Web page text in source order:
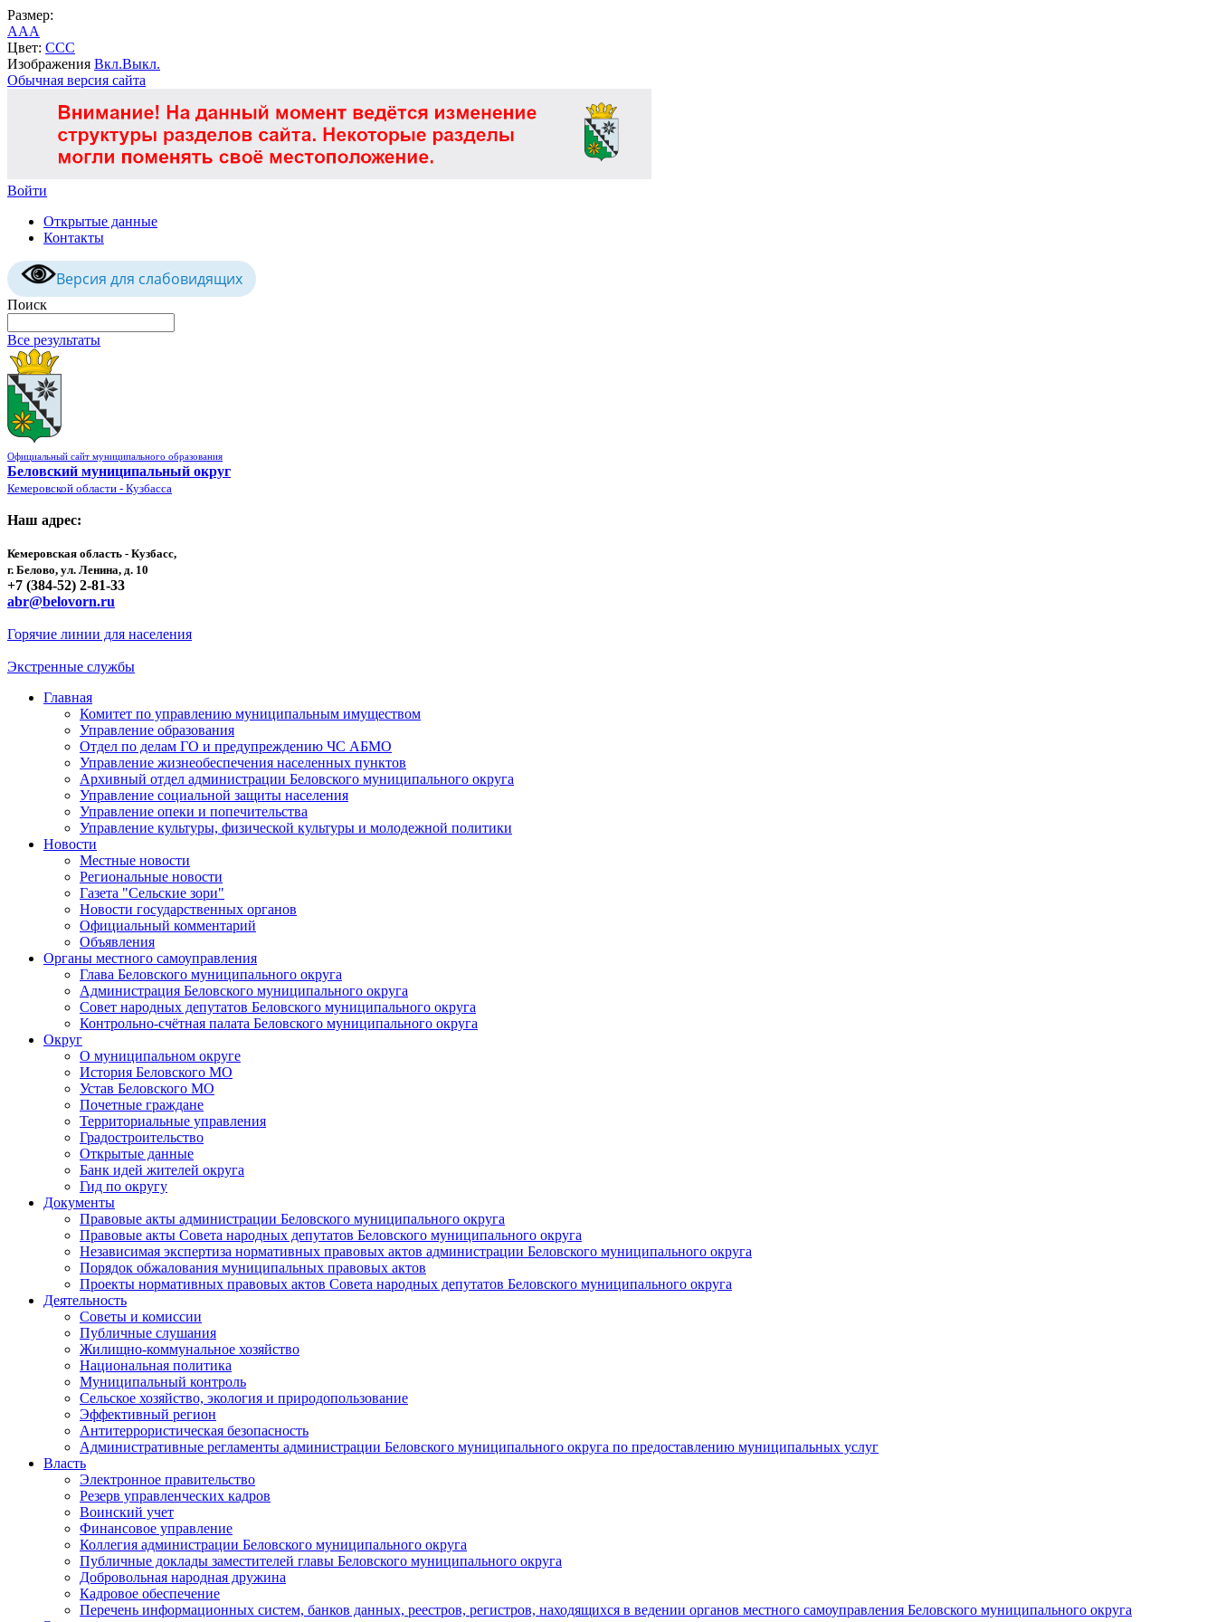
Размер:
AAA
Цвет: CCC
Изображения Вкл.Выкл.
Обычная версия сайта
Войти
Открытые данные
Контакты
Версия для слабовидящих
Поиск
Все результаты
Официальный сайт муниципального образования
Беловский муниципальный округ
Кемеровской области - Кузбасса
Наш адрес:
Кемеровская область - Кузбасс,
г. Белово, ул. Ленина, д. 10
+7 (384-52) 2-81-33
abr@belovorn.ru
Горячие линии для населения
Экстренные службы
Главная
Комитет по управлению муниципальным имуществом
Управление образования
Отдел по делам ГО и предупреждению ЧС АБМО
Управление жизнеобеспечения населенных пунктов
Архивный отдел администрации Беловского муниципального округа
Управление социальной защиты населения
Управление опеки и попечительства
Управление культуры, физической культуры и молодежной политики
Новости
Местные новости
Региональные новости
Газета "Сельские зори"
Новости государственных органов
Официальный комментарий
Объявления
Органы местного самоуправления
Глава Беловского муниципального округа
Администрация Беловского муниципального округа
Совет народных депутатов Беловского муниципального округа
Контрольно-счётная палата Беловского муниципального округа
Округ
О муниципальном округе
История Беловского МО
Устав Беловского МО
Почетные граждане
Территориальные управления
Градостроительство
Открытые данные
Банк идей жителей округа
Гид по округу
Документы
Правовые акты администрации Беловского муниципального округа
Правовые акты Совета народных депутатов Беловского муниципального округа
Независимая экспертиза нормативных правовых актов администрации Беловского муниципального округа
Порядок обжалования муниципальных правовых актов
Проекты нормативных правовых актов Совета народных депутатов Беловского муниципального округа
Деятельность
Советы и комиссии
Публичные слушания
Жилищно-коммунальное хозяйство
Национальная политика
Муниципальный контроль
Сельское хозяйство, экология и природопользование
Эффективный регион
Антитеррористическая безопасность
Административные регламенты администрации Беловского муниципального округа по предоставлению муниципальных услуг
Власть
Электронное правительство
Резерв управленческих кадров
Воинский учет
Финансовое управление
Коллегия администрации Беловского муниципального округа
Публичные доклады заместителей главы Беловского муниципального округа
Добровольная народная дружина
Кадровое обеспечение
Перечень информационных систем, банков данных, реестров, регистров, находящихся в ведении органов местного самоуправления Беловского муниципального округа